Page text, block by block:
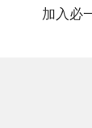
加入必